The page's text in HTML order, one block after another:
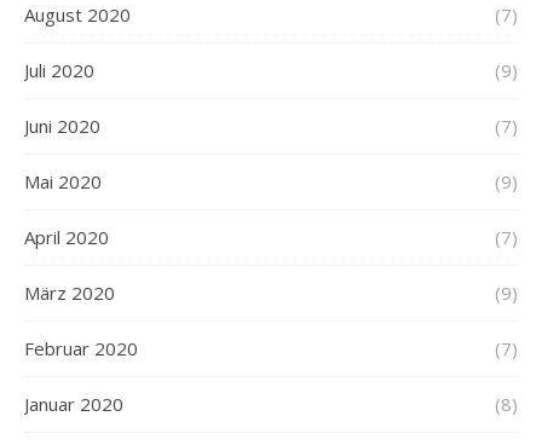
August 2020 (7)
Juli 2020 (9)
Juni 2020 (7)
Mai 2020 (9)
April 2020 (7)
März 2020 (9)
Februar 2020 (7)
Januar 2020 (8)